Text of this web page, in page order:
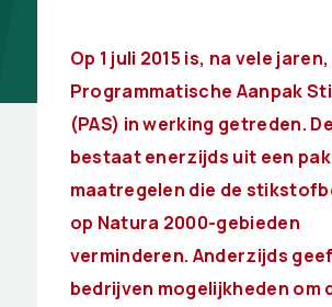
Op 1 juli 2015 is, na vele
Programmatische Aanpak
(PAS) in werking getreden.
bestaat enerzijds uit een
maatregelen die de
op Natura 2000-gebieden
verminderen. Anderzijds
bedrijven mogelijkheden om